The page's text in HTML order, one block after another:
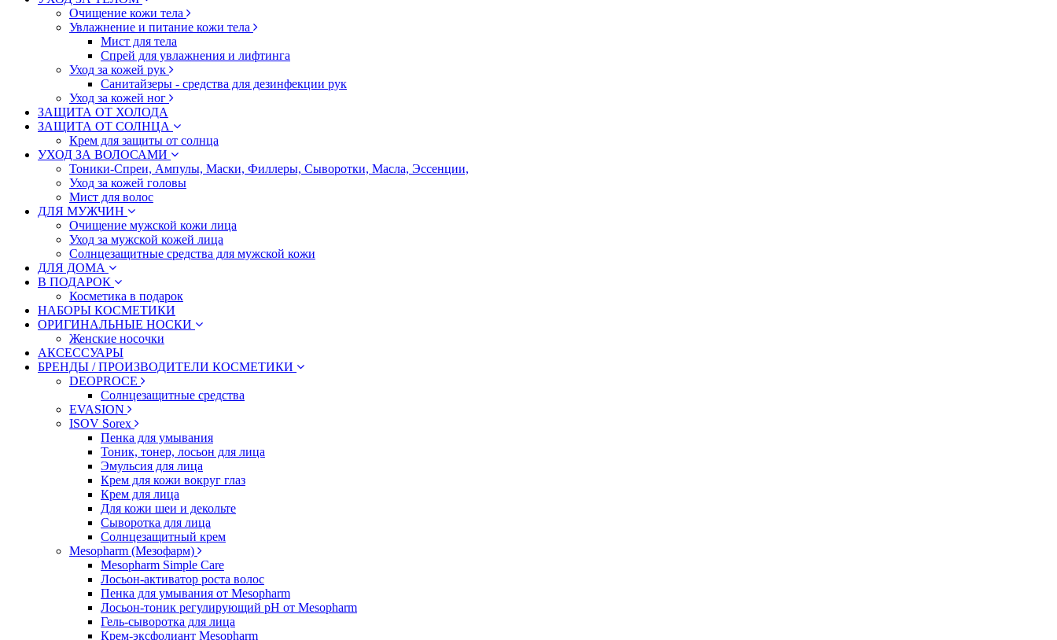
Очищение кожи тела
Увлажнение и питание кожи тела
Мист для тела
Спрей для увлажнения и лифтинга
Уход за кожей рук
Санитайзеры - средства для дезинфекции рук
Уход за кожей ног
ЗАЩИТА ОТ ХОЛОДА
ЗАЩИТА ОТ СОЛНЦА
Крем для защиты от солнца
УХОД ЗА ВОЛОСАМИ
Тоники-Спреи, Ампулы, Маски, Филлеры, Сыворотки, Масла, Эссенции,
Уход за кожей головы
Мист для волос
ДЛЯ МУЖЧИН
Очищение мужской кожи лица
Уход за мужской кожей лица
Солнцезащитные средства для мужской кожи
ДЛЯ ДОМА
В ПОДАРОК
Косметика в подарок
НАБОРЫ КОСМЕТИКИ
ОРИГИНАЛЬНЫЕ НОСКИ
Женские носочки
АКСЕССУАРЫ
БРЕНДЫ / ПРОИЗВОДИТЕЛИ КОСМЕТИКИ
DEOPROCE
Солнцезащитные средства
EVASION
ISOV Sorex
Пенка для умывания
Тоник, тонер, лосьон для лица
Эмульсия для лица
Крем для кожи вокруг глаз
Крем для лица
Для кожи шеи и декольте
Сыворотка для лица
Солнцезащитный крем
Mesopharm (Мезофарм)
Mesopharm Simple Care
Лосьон-активатор роста волос
Пенка для умывания от Mesopharm
Лосьон-тоник регулирующий рН от Mesopharm
Гель-сыворотка для лица
Крем-эксфолиант Mesopharm